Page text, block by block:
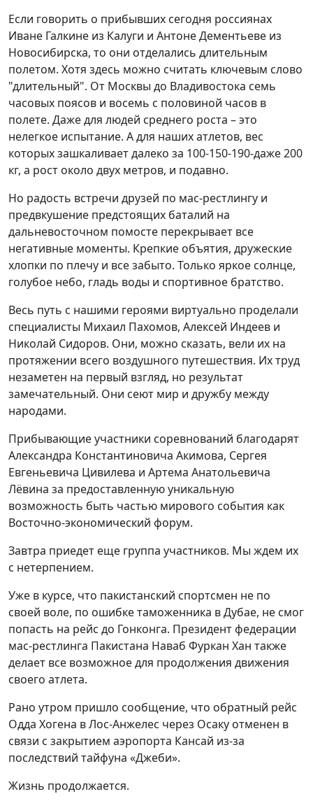
Если говорить о прибывших сегодня россиянах
Иване Галкине из Калуги и Антоне Дементьеве из
Новосибирска, то они отделались длительным
полетом. Хотя здесь можно считать ключевым слово
"длительный". От Москвы до Владивостока семь
часовых поясов и восемь с половиной часов в
полете. Даже для людей среднего роста – это
нелегкое испытание. А для наших атлетов, вес
которых зашкаливает далеко за 100-150-190-даже 200
кг, а рост около двух метров, и подавно.
Но радость встречи друзей по мас-рестлингу и
предвкушение предстоящих баталий на
дальневосточном помосте перекрывает все
негативные моменты. Крепкие объятия, дружеские
хлопки по плечу и все забыто. Только яркое солнце,
голубое небо, гладь воды и спортивное братство.
Весь путь с нашими героями виртуально проделали
специалисты Михаил Пахомов, Алексей Индеев и
Николай Сидоров. Они, можно сказать, вели их на
протяжении всего воздушного путешествия. Их труд
незаметен на первый взгляд, но результат
замечательный. Они сеют мир и дружбу между
народами.
Прибывающие участники соревнований благодарят
Александра Константиновича Акимова, Сергея
Евгеньевича Цивилева и Артема Анатольевича
Лёвина за предоставленную уникальную
возможность быть частью мирового события как
Восточно-экономический форум.
Завтра приедет еще группа участников. Мы ждем их
с нетерпением.
Уже в курсе, что пакистанский спортсмен не по
своей воле, по ошибке таможенника в Дубае, не смог
попасть на рейс до Гонконга. Президент федерации
мас-рестлинга Пакистана Наваб Фуркан Хан также
делает все возможное для продолжения движения
своего атлета.
Рано утром пришло сообщение, что обратный рейс
Одда Хогена в Лос-Анжелес через Осаку отменен в
связи с закрытием аэропорта Кансай из-за
последствий тайфуна «Джеби».
Жизнь продолжается.